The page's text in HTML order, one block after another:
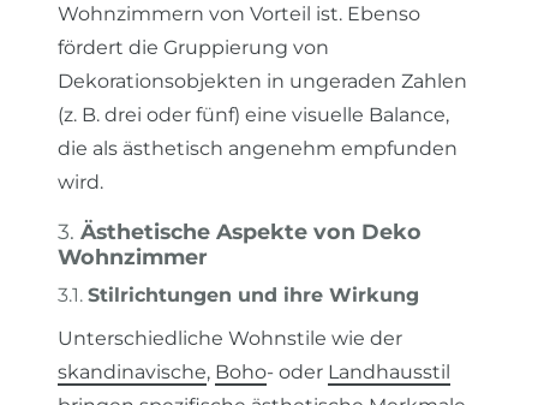
Wohnzimmern von Vorteil ist. Ebenso
fördert die Gruppierung von
Dekorationsobjekten in ungeraden Zahlen
(z. B. drei oder fünf) eine visuelle Balance,
die als ästhetisch angenehm empfunden
wird.
3. Ästhetische Aspekte von Deko
Wohnzimmer
3.1. Stilrichtungen und ihre Wirkung
Unterschiedliche Wohnstile wie der
skandinavische, Boho- oder Landhausstil